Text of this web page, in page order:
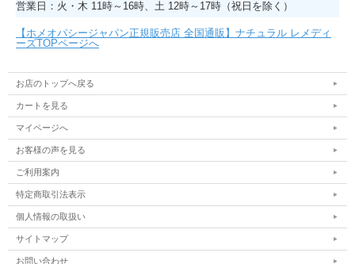
営業日：火・木 11時～16時、土 12時～17時（祝日を除く）
【ホメオパシージャパン正規販売店 全国通販】ナチュラル レメディ
ーズTOPページへ
お店のトップへ戻る
カートを見る
マイページへ
お客様の声を見る
ご利用案内
特定商取引法表示
個人情報の取扱い
サイトマップ
お問い合わせ